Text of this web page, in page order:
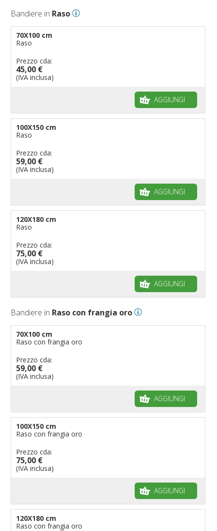
Bandiere in Raso
70X100 cm
Raso
Prezzo cda:
45,00 €
(IVA inclusa)
AGGIUNGI
100X150 cm
Raso
Prezzo cda:
59,00 €
(IVA inclusa)
AGGIUNGI
120X180 cm
Raso
Prezzo cda:
75,00 €
(IVA inclusa)
AGGIUNGI
Bandiere in Raso con frangia oro
70X100 cm
Raso con frangia oro
Prezzo cda:
59,00 €
(IVA inclusa)
AGGIUNGI
100X150 cm
Raso con frangia oro
Prezzo cda:
75,00 €
(IVA inclusa)
AGGIUNGI
120X180 cm
Raso con frangia oro